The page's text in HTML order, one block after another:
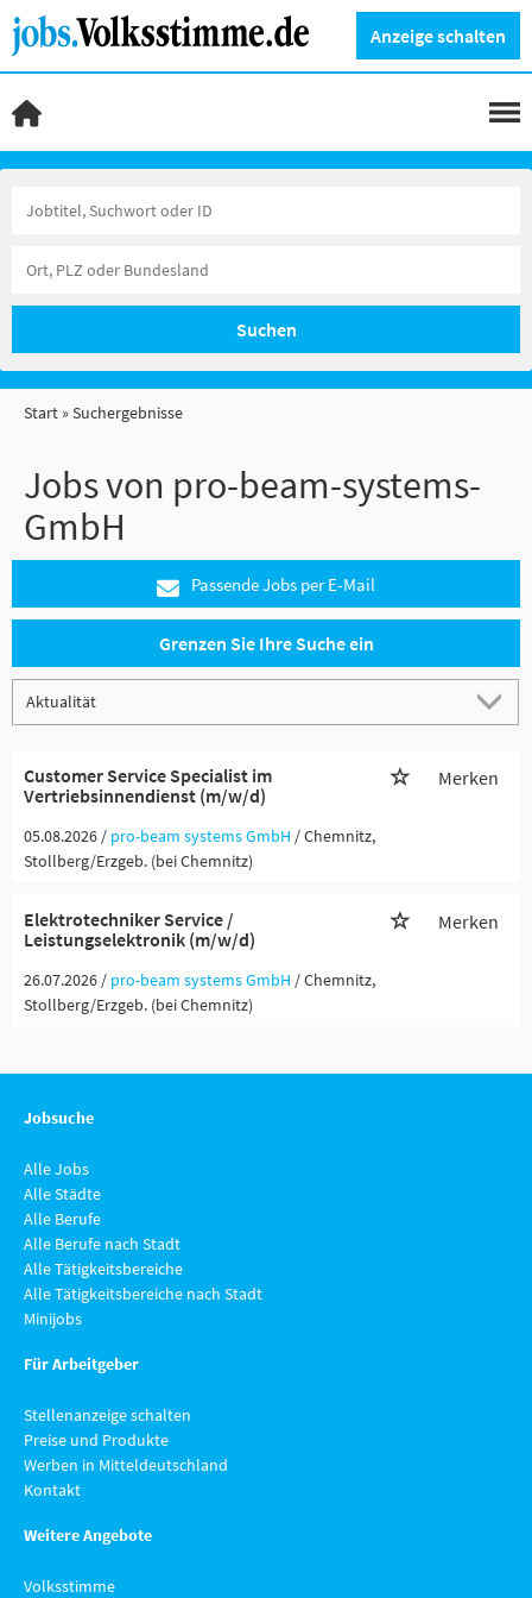
Anzeige schalten
Suchen
Start Suchergebnisse
Jobs von pro-beam-systems-
GmbH
Passende Jobs per E-Mail
Grenzen Sie Ihre Suche ein
Customer Service Specialist im
Vertriebsinnendienst (m/w/d)
Merken
05.08.2026 / pro-beam systems GmbH / Chemnitz,
Stollberg/Erzgeb. (bei Chemnitz)
Elektrotechniker Service /
Leistungselektronik (m/w/d)
Merken
26.07.2026 / pro-beam systems GmbH / Chemnitz,
Stollberg/Erzgeb. (bei Chemnitz)
Jobsuche
Alle Jobs
Alle Städte
Alle Berufe
Alle Berufe nach Stadt
Alle Tätigkeitsbereiche
Alle Tätigkeitsbereiche nach Stadt
Minijobs
Für Arbeitgeber
Stellenanzeige schalten
Preise und Produkte
Werben in Mitteldeutschland
Kontakt
Weitere Angebote
Volksstimme